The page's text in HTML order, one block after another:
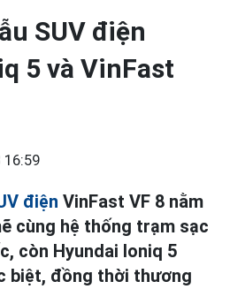
SUV điện
5 và VinFast
điện VinFast VF 8 nằm
cùng hệ thống trạm sạc
còn Hyundai Ioniq 5
biệt, đồng thời thương